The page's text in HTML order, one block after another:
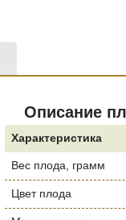
Описание
Характеристика
Вес плода, грамм
Цвет плода